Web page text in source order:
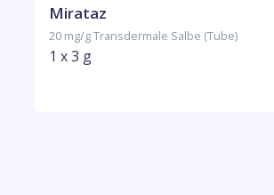
Mirataz
20 mg/g Transdermale Salbe (Tube)
1 x 3 g